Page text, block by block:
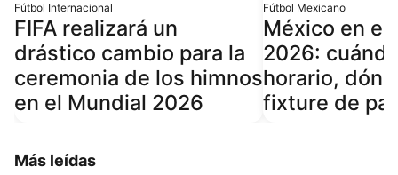
Fútbol Internacional
FIFA realizará un
drástico cambio para la
ceremonia de los himnos
en el Mundial 2026
Fútbol Mexicano
México en el
2026:
horario,
fixture de
Más leídas